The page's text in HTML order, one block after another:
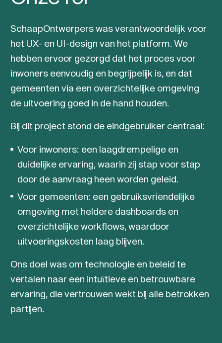
SchaapOntwerpers was verantwoordelijk voor
het UX- en UI-design van het platform. We
hebben ervoor gezorgd dat het proces voor
inwoners eenvoudig en begrijpelijk is, en dat
gemeenten via een overzichtelijke omgeving
de uitvoering goed in de hand houden.
Bij dit project stond de eindgebruiker centraal:
Voor inwoners: een laagdrempelige en
duidelijke ervaring, waarin zij stap voor stap
door de aanvraag heen worden geleid.
Voor gemeenten: een gebruiksvriendelijke
omgeving met heldere dashboards en
overzichtelijke workflows, waardoor
uitvoeringskosten laag blijven.
Ons doel was om technologie en beleid te
vertalen naar een intuïtieve en betrouwbare
ervaring, die vertrouwen wekt bij alle betrokken
partijen.